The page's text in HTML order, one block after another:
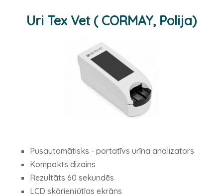
Uri Tex Vet ( CORMAY, Polija)
Pusautomātisks - portatīvs urīna analizators
Kompakts dizains
Rezultāts 60 sekundēs
LCD skārienjūtīgs ekrāns